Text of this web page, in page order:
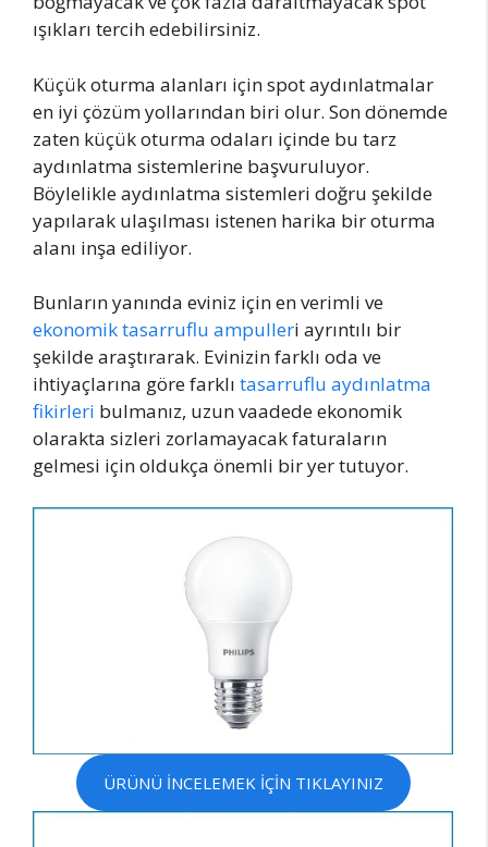
ışıkları tercih edebilirsiniz.
Küçük oturma alanları için spot aydınlatmalar
en iyi çözüm yollarından biri olur. Son dönemde
zaten küçük oturma odaları içinde bu tarz
aydınlatma sistemlerine başvuruluyor.
Böylelikle aydınlatma sistemleri doğru şekilde
yapılarak ulaşılması istenen harika bir oturma
alanı inşa ediliyor.
Bunların yanında eviniz için en verimli ve
ekonomik tasarruflu ampulleri ayrıntılı bir
şekilde araştırarak. Evinizin farklı oda ve
ihtiyaçlarına göre farklı tasarruflu aydınlatma
fikirleri bulmanız, uzun vaadede ekonomik
olarakta sizleri zorlamayacak faturaların
gelmesi için oldukça önemli bir yer tutuyor.
ÜRÜNÜ İNCELEMEK İÇİN TIKLAYINIZ